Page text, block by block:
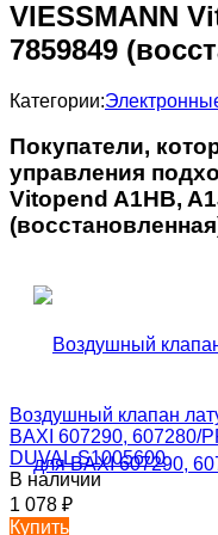
VIESSMANN
7859849
Категории:
Покупатели,
управления
Vitopend A1HB,
Воздушный клапан
BAXI 607290, 607280/
DUVAL S1005600
В наличии
1 078 ₽
Купить